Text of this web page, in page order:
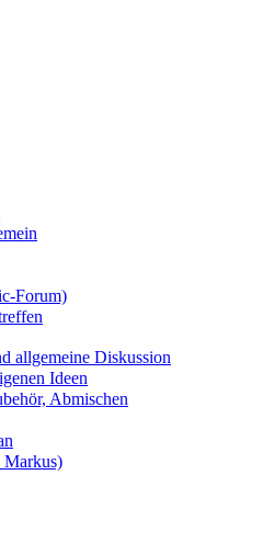
Forum)
allgemeine Diskussion
Ideen
Abmischen